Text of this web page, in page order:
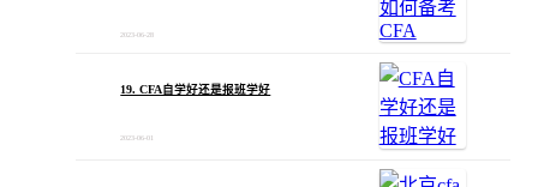
2023-06-28
19. CFA自学好还是报班学好
2023-06-01